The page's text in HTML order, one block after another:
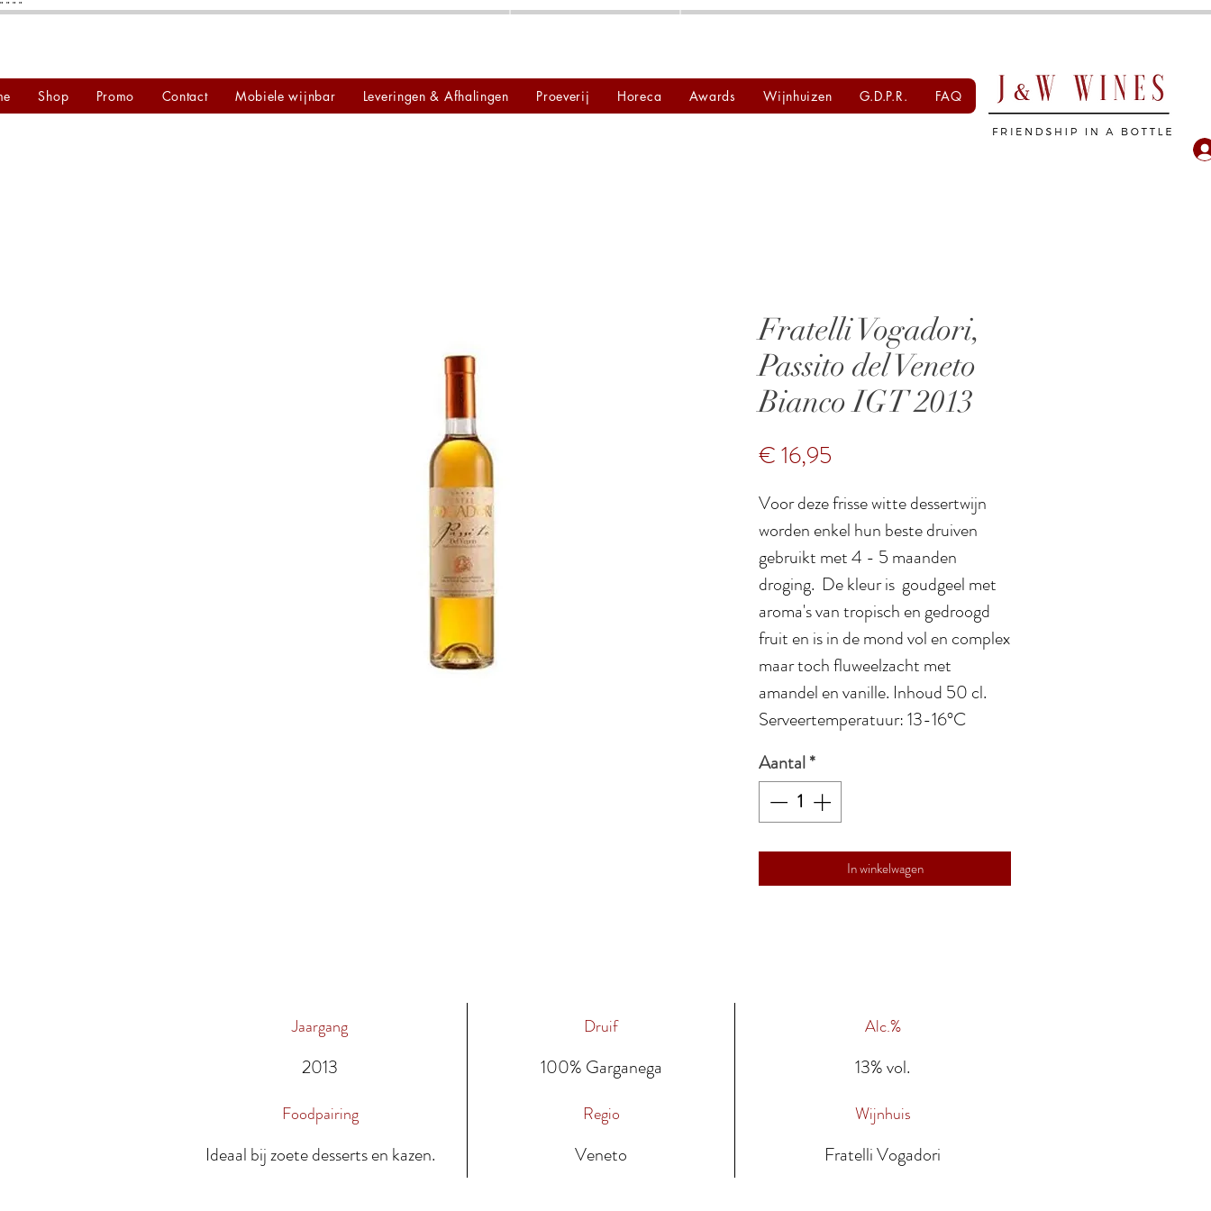
" " " "
Shop Promo Contact Mobiele wijnbar Leveringen & Afhalingen Proeverij Horeca Awards Wijnhuizen G.D.P.R. FAQ
Fratelli Vogadori,
Passito del Veneto
Bianco IGT 2013
€ 16,95
Voor deze frisse witte dessertwijn
worden enkel hun beste druiven
gebruikt met 4 - 5 maanden
droging. De kleur is goudgeel met
aroma's van tropisch en gedroogd
fruit en is in de mond vol en complex
maar toch fluweelzacht met
amandel en vanille. Inhoud 50 cl.
Serveertemperatuur: 13-16°C
Aantal*
In winkelwagen
Jaargang
2013
Druif
100% Garganega
Alc.%
13% vol.
Foodpairing
Ideaal bij zoete desserts en kazen.
Regio
Veneto
Wijnhuis
Fratelli Vogadori